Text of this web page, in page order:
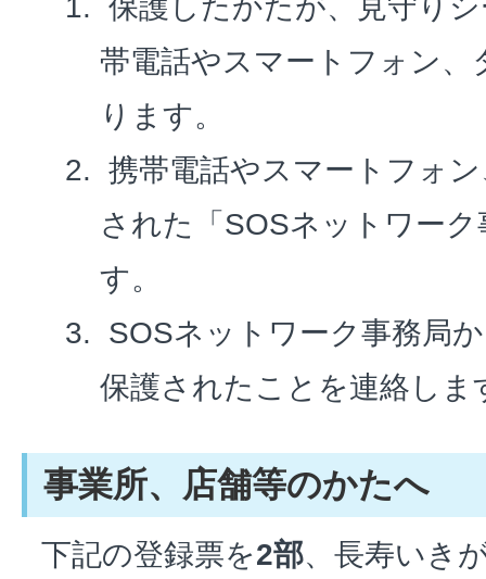
帯電話やスマートフォン
ります。
携帯電話やスマートフォ
された「SOSネットワー
す。
SOSネットワーク事務局
保護されたことを連絡しま
事業所、店舗等のかたへ
下記の登録票を2部、長寿いき